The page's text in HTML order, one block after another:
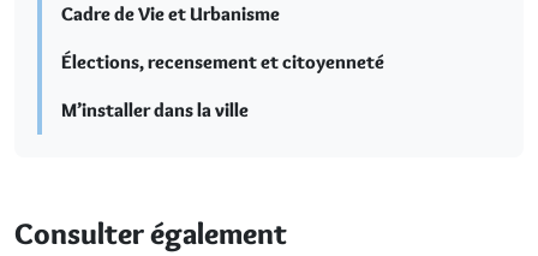
Cadre de Vie et Urbanisme
Élections, recensement et citoyenneté
M’installer dans la ville
Consulter également